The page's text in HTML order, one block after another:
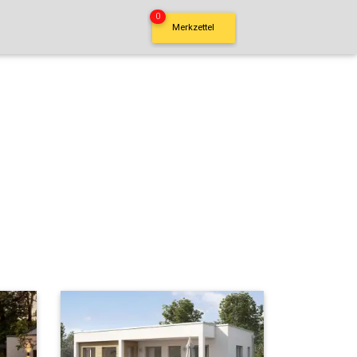
Merkzettel
0